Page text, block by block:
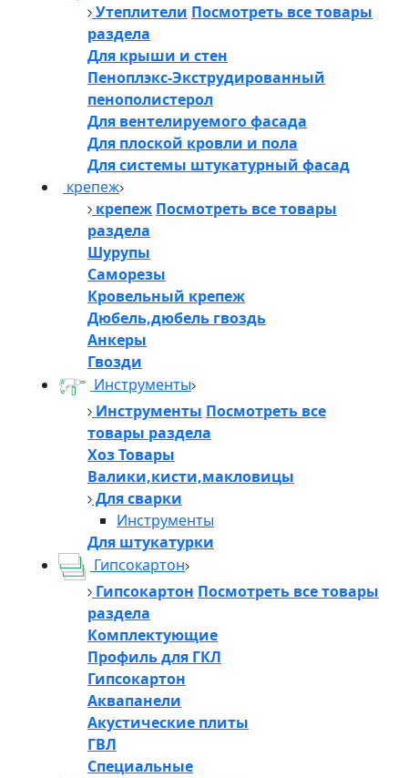
Утеплители Посмотреть все товары
раздела
Для крыши и стен
Пеноплэкс-Экструдированный
пенополистерол
Для вентелируемого фасада
Для плоской кровли и пола
Для системы штукатурный фасад
крепеж
крепеж Посмотреть все товары
раздела
Шурупы
Саморезы
Кровельный крепеж
Дюбель,дюбель гвоздь
Анкеры
Гвозди
Инструменты
Инструменты Посмотреть все
товары раздела
Хоз Товары
Валики,кисти,макловицы
Для сварки
Инструменты
Для штукатурки
Гипсокартон
Гипсокартон Посмотреть все товары
раздела
Комплектующие
Профиль для ГКЛ
Гипсокартон
Аквапанели
Акустические плиты
ГВЛ
Специальные